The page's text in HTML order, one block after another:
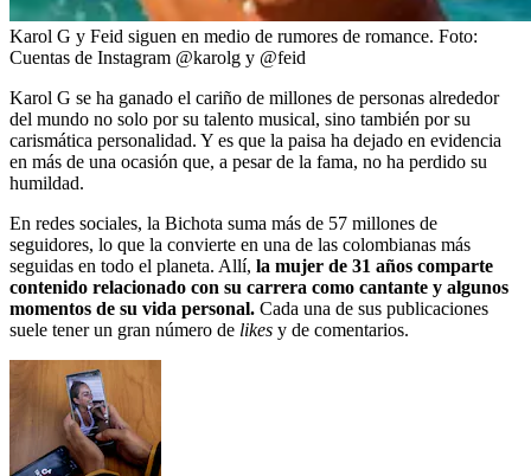
Karol G y Feid siguen en medio de rumores de romance. Foto:
Cuentas de Instagram @karolg y @feid
Karol G se ha ganado el cariño de millones de personas alrededor
del mundo no solo por su talento musical, sino también por su
carismática personalidad. Y es que la paisa ha dejado en evidencia
en más de una ocasión que, a pesar de la fama, no ha perdido su
humildad.
En redes sociales, la Bichota suma más de 57 millones de
seguidores, lo que la convierte en una de las colombianas más
seguidas en todo el planeta. Allí, la mujer de 31 años comparte
contenido relacionado con su carrera como cantante y algunos
momentos de su vida personal. Cada una de sus publicaciones
suele tener un gran número de likes y de comentarios.